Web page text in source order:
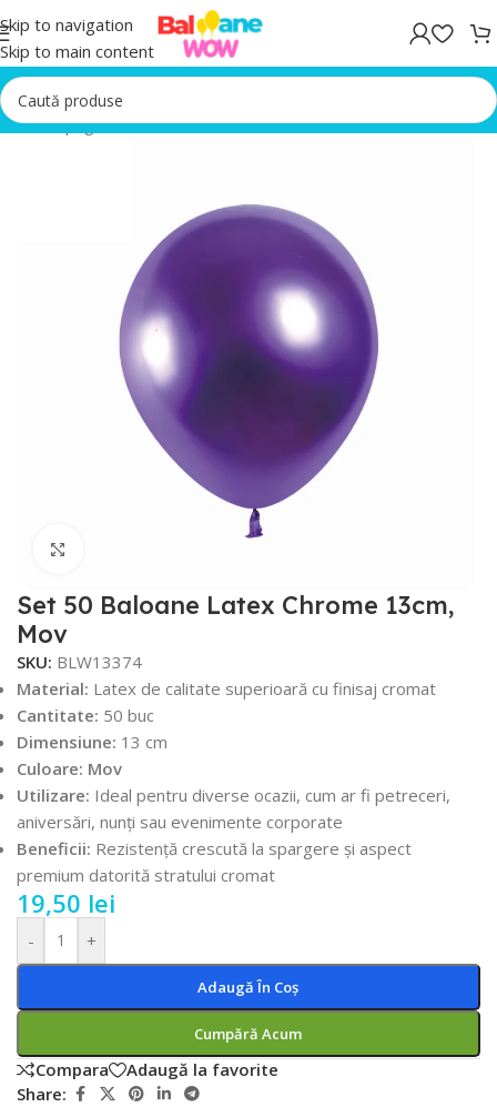
Skip to navigation
Skip to main content
Prima pagină/Baloane latex
Set 50 Baloane Latex Chrome 13cm,
Mov
SKU: BLW13374
Material: Latex de calitate superioară cu finisaj cromat
Cantitate: 50 buc
Dimensiune: 13 cm
Culoare: Mov
Utilizare: Ideal pentru diverse ocazii, cum ar fi petreceri,
aniversări, nunți sau evenimente corporate
Beneficii: Rezistență crescută la spargere și aspect
premium datorită stratului cromat
19,50 lei
- +
Adaugă În Coș
Cumpără Acum
Compara
Adaugă la favorite
Share: